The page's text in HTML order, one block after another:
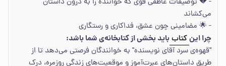
می‌کشاند
- 🌟 مضامینی چون عشق، فداکاری و رستگاری
چرا اینکتابباید بخشی از کتابخانه‌ی شما باشد:
"قهوه‌ی سرد آقای نویسنده" به خوانندگان فرصتی می‌دهد تا از
طریق داستان‌های عبرت‌آموز و موقعیت‌های زندگی روزمره، درک